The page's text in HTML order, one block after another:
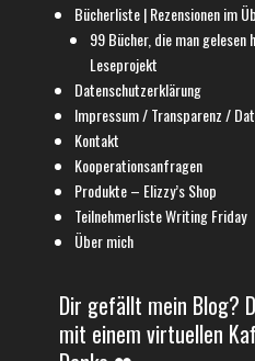
Bücherliste | Rezensionen im
99 Bücher, die man gelesen
Leseprojekt
Datenschutzerklärung
Impressum / Transparenz /
Kontakt
Kooperationsanfragen
Produkte – Elizzy’s Shop
Teilnehmerliste Writing Friday
Über mich
Dir gefällt mein Blog?
mit einem virtuellen